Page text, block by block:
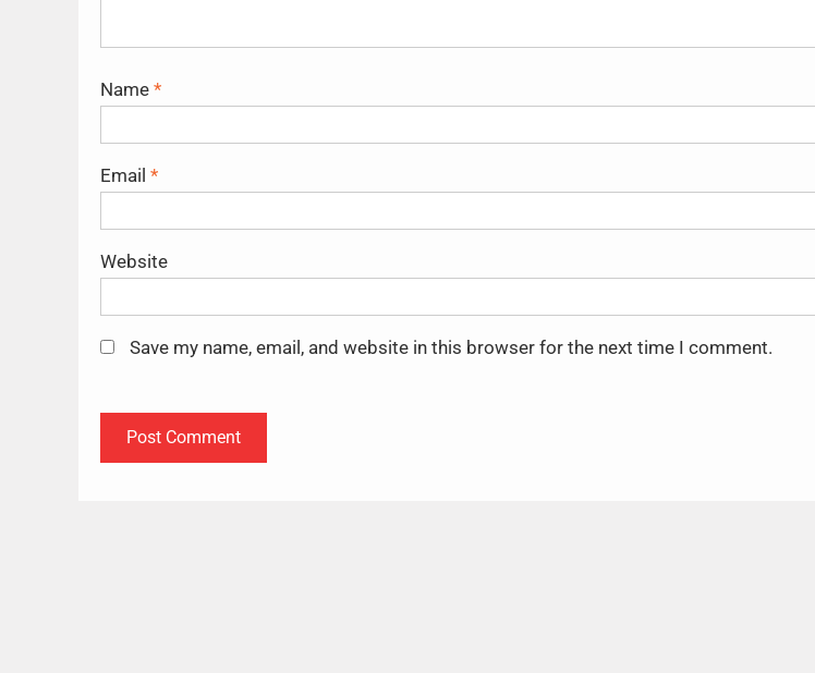
Name *
Email *
Website
Save my name, email, and website in this browser for the next time I comment.